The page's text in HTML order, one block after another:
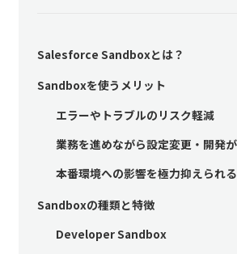
Salesforce Sandboxとは？
Sandboxを使うメリット
エラーやトラブルのリスク軽減
業務を進めながら設定変更・開発
本番環境への影響を極力抑えられる
Sandboxの種類と特徴
Developer Sandbox